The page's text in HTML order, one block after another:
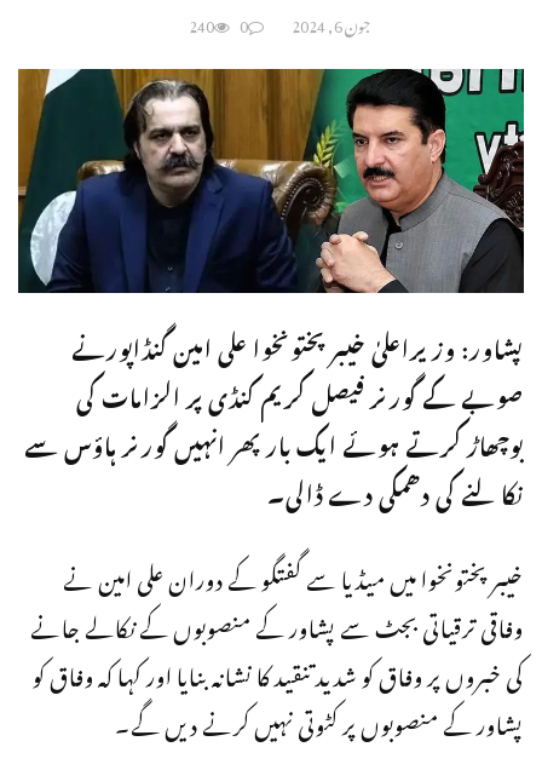
جون 6, 2024 0
240
پشاور: وزیراعلیٰ خیبر پختونخوا علی امین گنڈاپورنے
صوبے کے گورنر فیصل کریم کنڈی پر الزامات کی
بوچھاڑ کرتے ہوئے ایک بار پھر انہیں گورنر ہاؤس سے
نکالنے کی دھمکی دے ڈالی۔
خیبر پختونخوا میں میڈیا سے گفتگو کے دوران علی امین نے
وفاقی ترقیاتی بجٹ سے پشاور کے منصوبوں کے نکالے جانے
کی خبروں پر وفاق کو شدید تنقید کا نشانہ بنایا اور کہا کہ وفاق کو
پشاور کے منصوبوں پر کٹوتی نہیں کرنے دیں گے۔